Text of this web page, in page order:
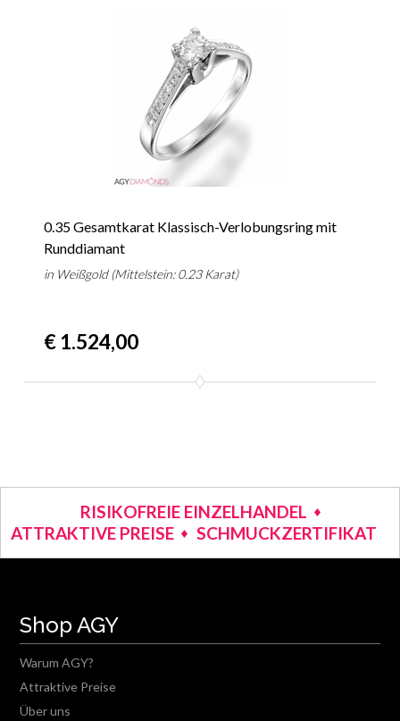
0.35 Gesamtkarat Klassisch-Verlobungsring mit
Runddiamant
in Weißgold (Mittelstein: 0.23 Karat)
€ 1.524,00
RISIKOFREIE EINZELHANDEL
ATTRAKTIVE PREISE
SCHMUCKZERTIFIKAT
Shop AGY
Warum AGY?
Attraktive Preise
Über uns